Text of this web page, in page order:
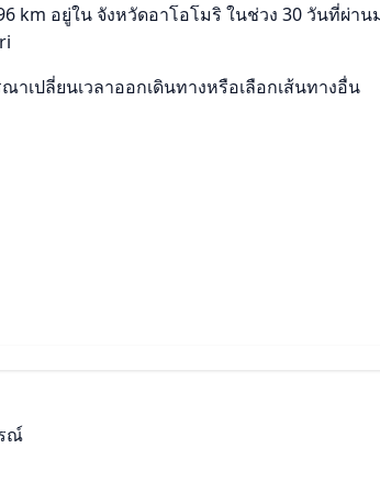
km อยู่ใน จังหวัดอาโอโมริ ในช่วง 30 วันที่ผ่
เปลี่ยนเวลาออกเดินทางหรือเลือกเส้นทางอื่น
ณ์